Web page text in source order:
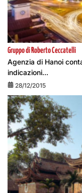
Gruppo di Roberto Ceccatelli
Agenzia di Hanoi
indicazioni...
28/12/2015